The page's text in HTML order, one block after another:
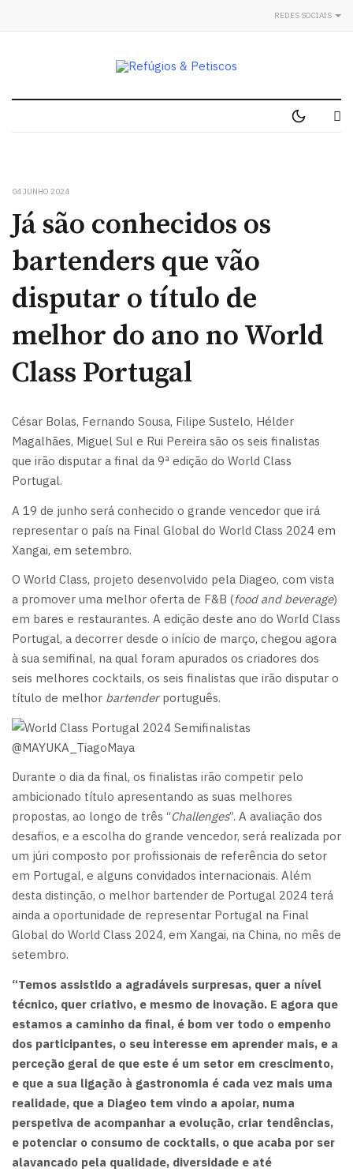
REDES SOCIAIS
04 JUNHO 2024
Já são conhecidos os
bartenders que vão
disputar o título de
melhor do ano no World
Class Portugal
César Bolas, Fernando Sousa, Filipe Sustelo, Hélder
Magalhães, Miguel Sul e Rui Pereira são os seis finalistas
que irão disputar a final da 9ª edição do World Class
Portugal.
A 19 de junho será conhecido o grande vencedor que irá
representar o país na Final Global do World Class 2024 em
Xangai, em setembro.
O World Class, projeto desenvolvido pela Diageo, com vista
a promover uma melhor oferta de F&B (food and beverage)
em bares e restaurantes. A edição deste ano do World Class
Portugal, a decorrer desde o início de março, chegou agora
à sua semifinal, na qual foram apurados os criadores dos
seis melhores cocktails, os seis finalistas que irão disputar o
título de melhor bartenderportuguês.
@MAYUKA_TiagoMaya
Durante o dia da final, os finalistas irão competir pelo
ambicionado título apresentando as suas melhores
propostas, ao longo de três “Challenges”. A avaliação dos
desafios, e a escolha do grande vencedor, será realizada por
um júri composto por profissionais de referência do setor
em Portugal, e alguns convidados internacionais. Além
desta distinção, o melhor bartender de Portugal 2024 terá
ainda a oportunidade de representar Portugal na Final
Global do World Class 2024, em Xangai, na China, no mês de
setembro.
“Temos assistido a agradáveis surpresas, quer a nível
técnico, quer criativo, e mesmo de inovação. E agora que
estamos a caminho da final, é bom ver todo o empenho
dos participantes, o seu interesse em aprender mais, e a
perceção geral de que este é um setor em crescimento,
e que a sua ligação à gastronomia é cada vez mais uma
realidade, que a Diageo tem vindo a apoiar, numa
perspetiva de acompanhar a evolução, criar tendências,
e potenciar o consumo de cocktails, o que acaba por ser
alavancado pela qualidade, diversidade e até